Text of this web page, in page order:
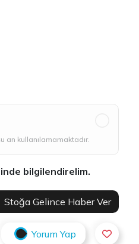
an kullanılamamaktadır.
bilgilendirelim.
Stoğa Gelince Haber Ver
Yorum Yap